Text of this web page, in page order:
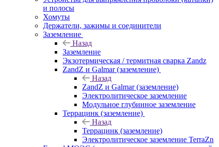
и полосы
Хомуты
Держатели, зажимы и соединители
Заземление
Назад
Заземление
Экзотермическая / термитная сварка Zandz
ZandZ и Galmar (заземление)
Назад
ZandZ и Galmar (заземление)
Электролитическое заземление
Модульное глубинное заземление
Террацинк (заземление)
Назад
Террацинк (заземление)
Электролитическое заземление TerraZn